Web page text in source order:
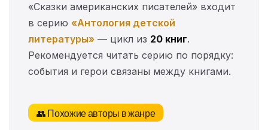
«Сказки американских писателей» входит
в серию «Антология детской
литературы» — цикл из 20 книг.
Рекомендуется читать серию по порядку:
события и герои связаны между книгами.
👥 Похожие авторы в жанре